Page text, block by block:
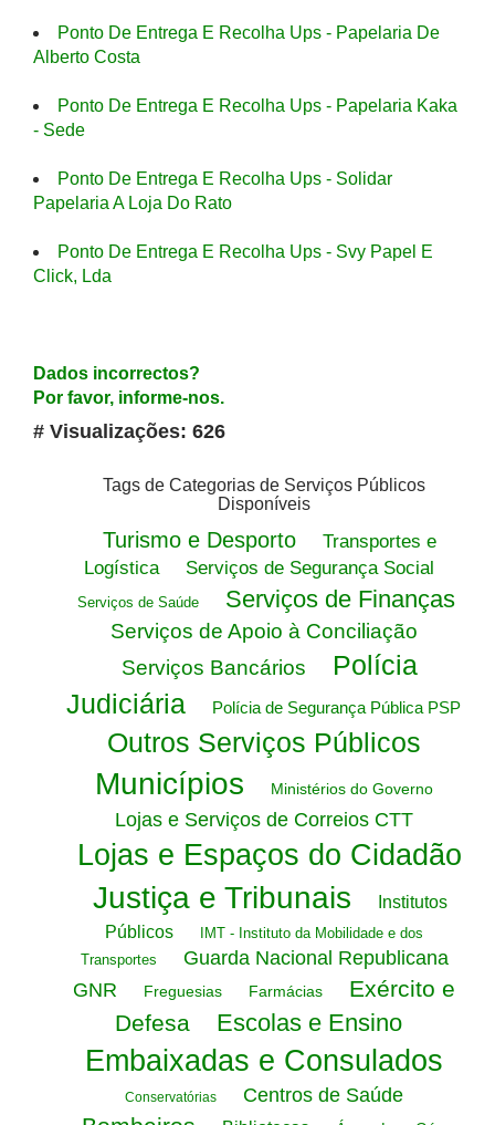
Ponto De Entrega E Recolha Ups - Papelaria De
Alberto Costa
Ponto De Entrega E Recolha Ups - Papelaria Kaka
- Sede
Ponto De Entrega E Recolha Ups - Solidar
Papelaria A Loja Do Rato
Ponto De Entrega E Recolha Ups - Svy Papel E
Click, Lda
Dados incorrectos?
Por favor, informe-nos.
# Visualizações: 626
Tags de Categorias de Serviços Públicos
Disponíveis
Turismo e Desporto
Transportes e
Logística
Serviços de Segurança Social
Serviços de Saúde Serviços de Finanças
Serviços de Apoio à Conciliação
Serviços Bancários
Polícia
Judiciária
Polícia de Segurança Pública PSP
Outros Serviços Públicos
Municípios Ministérios do Governo
Lojas e Serviços de Correios CTT
Lojas e Espaços do Cidadão
Justiça e Tribunais
Institutos
Públicos
IMT - Instituto da Mobilidade e dos
Transportes
Guarda Nacional Republicana
GNR
Freguesias Farmácias
Exército e
Defesa
Escolas e Ensino
Embaixadas e Consulados
Conservatórias Centros de Saúde